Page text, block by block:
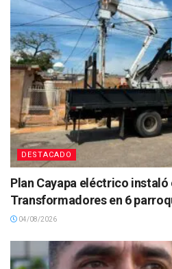
DESTACADO
Plan Cayapa eléctrico instaló
Transformadores en 6
04/08/2026